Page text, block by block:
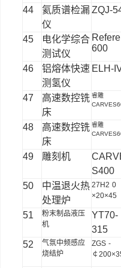
44
氦质谱检漏
仪
ZQJ-
45
电化学综合
测试仪
600
46
铝熔体快速
测氢仪
ELH-
47
高速数控铣
床
睿雕
48
高速数控铣
床
睿雕
49 雕刻机
S400
50
中温退火热
处理炉
27H2 0
×20×45
51
粉末制品液压
机
YT70-
315
52
气氛中频感应
烧结炉
ZGS -
￠